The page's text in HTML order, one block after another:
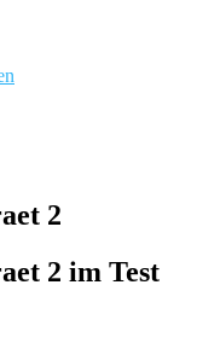
2
2 im Test